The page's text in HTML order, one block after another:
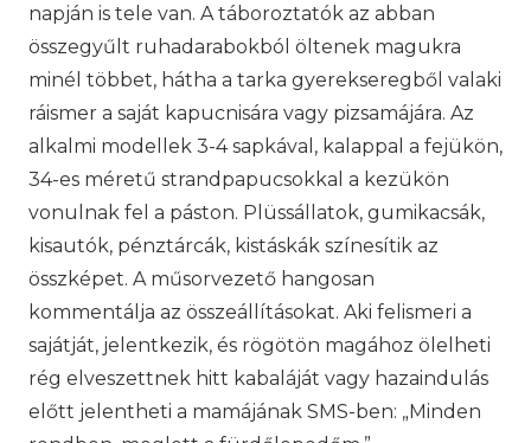
napján is tele van. A táboroztatók az abban
összegyűlt ruhadarabokból öltenek magukra
minél többet, hátha a tarka gyerekseregből valaki
ráismer a saját kapucnisára vagy pizsamájára. Az
alkalmi modellek 3-4 sapkával, kalappal a fejükön,
34-es méretű strandpapucsokkal a kezükön
vonulnak fel a páston. Plüssállatok, gumikacsák,
kisautók, pénztárcák, kistáskák színesítik az
összképet. A műsorvezető hangosan
kommentálja az összeállításokat. Aki felismeri a
sajátját, jelentkezik, és rögötön magához ölelheti
rég elveszettnek hitt kabaláját vagy hazaindulás
előtt jelentheti a mamájának SMS-ben: „Minden